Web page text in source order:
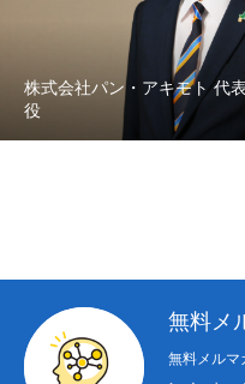
東京都千代田区
株式会社パン・アキモト 代表
役
無料メ
無料メルマ